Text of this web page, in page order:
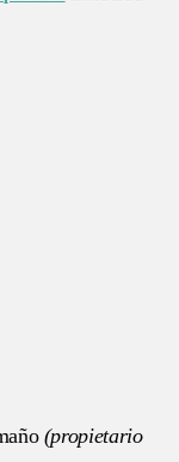
(propietario